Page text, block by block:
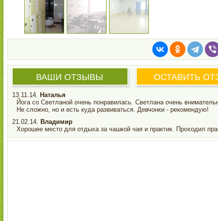
ВАШИ ОТЗЫВЫ ОСТАВИТЬ
13.11.14. Наталья
Йога со Светланой очень понравилась. Светлана очень
Не сложно, но и есть куда развиваться. Девчонки - рекомендую!
21.02.14. Владимир
Хорошее место для отдыха за чашкой чая и практик. Проходил